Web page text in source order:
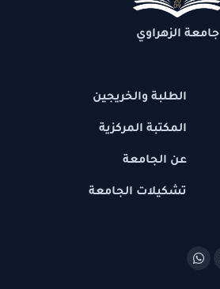
جامعة الزهراوي
الطلبة والخريجين
المكتبة المركزية
عن الجامعة
تشكيلات الجامعة